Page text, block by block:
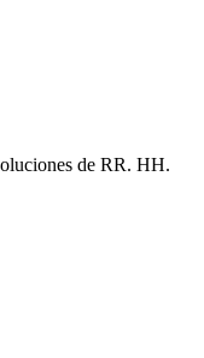
de RR. HH.